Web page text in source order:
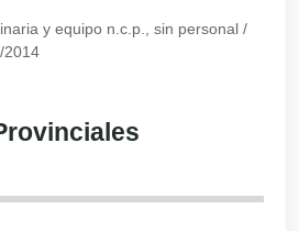
y equipo n.c.p., sin personal /
2014